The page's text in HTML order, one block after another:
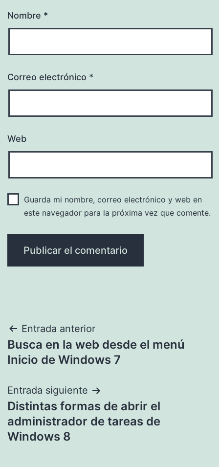
Nombre *
Correo electrónico *
Web
Guarda mi nombre, correo electrónico y web en
este navegador para la próxima vez que comente.
Navegación
de
Entrada anterior
Busca en la web desde el menú
Inicio de Windows 7
Entrada siguiente
Distintas formas de abrir el
administrador de tareas de
Windows 8